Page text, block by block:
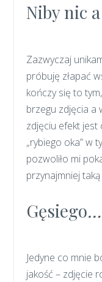
Niby nic
Zazwyczaj
próbuję złapać
kończy się to
brzegu zdjęcia a
zdjęciu efekt jest
„rybiego oka” w
pozwoliło mi
przynajmniej
Gęsiego…
Jedyne co mnie
jakość – zdjęcie